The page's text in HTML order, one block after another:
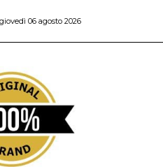
giovedì 06 agosto 2026